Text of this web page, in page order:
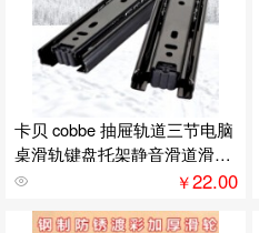
卡贝 cobbe 抽屉轨道三节电脑
桌滑轨键盘托架静音滑道滑槽
导轨CT-DG203-12
￥22.00